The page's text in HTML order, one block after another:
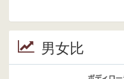
男女比